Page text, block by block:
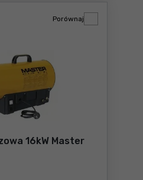
16kW Master
Porównaj